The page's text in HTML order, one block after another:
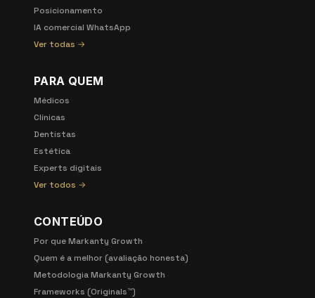
Posicionamento
IA comercial WhatsApp
Ver todas →
PARA QUEM
Médicos
Clínicas
Dentistas
Estética
Experts digitais
Ver todos →
CONTEÚDO
Por que Markanty Growth
Quem é a melhor (avaliação honesta)
Metodologia Markanty Growth
Frameworks (Originals™)